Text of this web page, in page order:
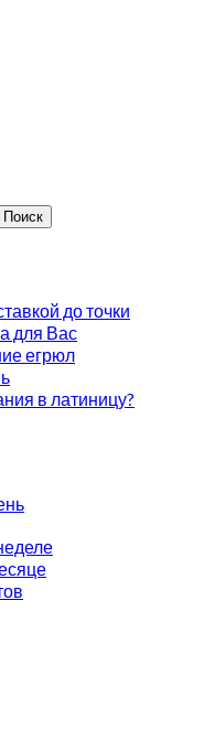
до точки
для Вас
егрюл
в латиницу?